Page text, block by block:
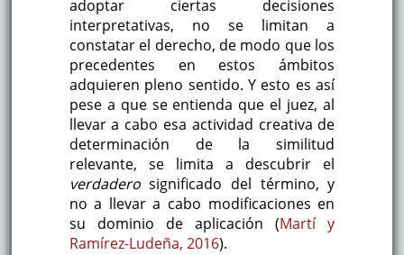
adoptar ciertas decisiones
interpretativas, no se limitan a
constatar el derecho, de modo que los
precedentes en estos ámbitos
adquieren pleno sentido. Y esto es así
pese a que se entienda que el juez, al
llevar a cabo esa actividad creativa de
determinación de la similitud
relevante, se limita a descubrir el
verdaderosignificado del término, y
no a llevar a cabo modificaciones en
su dominio de aplicación (Martí y
Ramírez-Ludeña, 2016).